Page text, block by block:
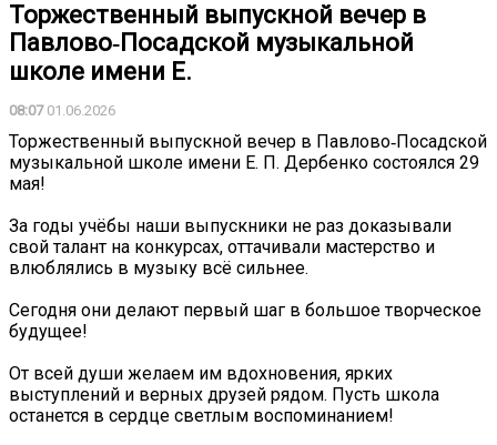
Торжественный выпускной вечер в
Павлово‑Посадской музыкальной
школе имени Е.
08:0701.06.2026
Торжественный выпускной вечер в Павлово‑Посадской
музыкальной школе имени Е. П. Дербенко состоялся 29
мая!
️За годы учёбы наши выпускники не раз доказывали
свой талант на конкурсах, оттачивали мастерство и
влюблялись в музыку всё сильнее.
Сегодня они делают первый шаг в большое творческое
будущее!
️От всей души желаем им вдохновения, ярких
выступлений и верных друзей рядом. Пусть школа
останется в сердце светлым воспоминанием! ️